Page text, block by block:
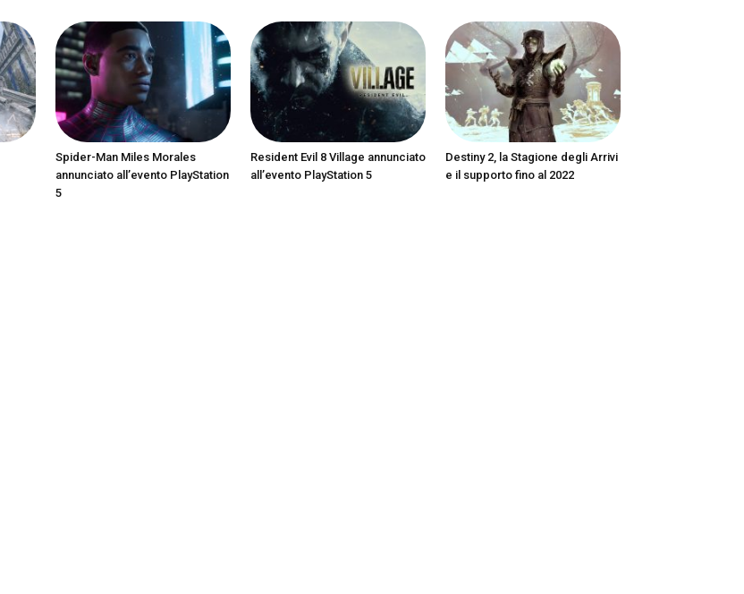
Spider-Man Miles Morales
annunciato all’evento PlayStation
5
Resident Evil 8 Village annunciato
all’evento PlayStation 5
Destiny 2, la Stagione degli Arrivi
e il supporto fino al 2022